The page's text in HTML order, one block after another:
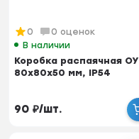
0
0 оценок
В наличии
Коробка распаячная ОУ
80x80x50 мм, IP54
90 ₽/шт.